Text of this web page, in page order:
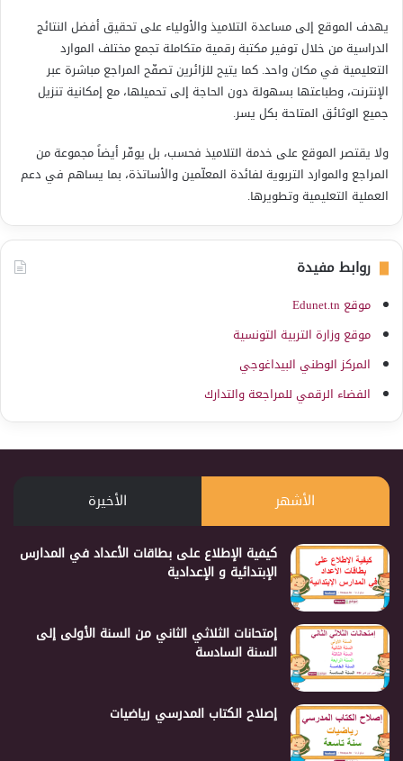
يهدف الموقع إلى مساعدة التلاميذ والأولياء على تحقيق أفضل النتائج
الدراسية من خلال توفير مكتبة رقمية متكاملة تجمع مختلف الموارد
التعليمية في مكان واحد. كما يتيح للزائرين تصفّح المراجع مباشرة عبر
الإنترنت، وطباعتها بسهولة دون الحاجة إلى تحميلها، مع إمكانية تنزيل
جميع الوثائق المتاحة بكل يسر.
ولا يقتصر الموقع على خدمة التلاميذ فحسب، بل يوفّر أيضاً مجموعة من
المراجع والموارد التربوية لفائدة المعلّمين والأساتذة، بما يساهم في دعم
العملية التعليمية وتطويرها.
روابط مفيدة
موقع Edunet.tn
موقع وزارة التربية التونسية
المركز الوطني البيداغوجي
الفضاء الرقمي للمراجعة والتدارك
الأشهر الأخيرة
كيفية الإطلاع على بطاقات الأعداد في المدارس
الإبتدائية و الإعدادية
إمتحانات الثلاثي الثاني من السنة الأولى إلى
السنة السادسة
إصلاح الكتاب المدرسي رياضيات